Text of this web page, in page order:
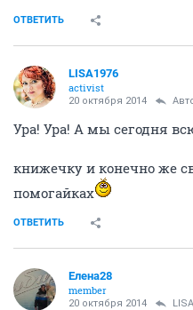
ОТВЕТИТЬ
LISA1976
activist
20 октября 2014
Ура! Ура! А мы сегодня
книжечку и конечно же
помогайках
ОТВЕТИТЬ
Елена28
member
20 октября 2014